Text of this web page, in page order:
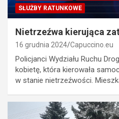
SŁUŻBY RATUNKOWE
Nietrzeźwa kierująca
16 grudnia 2024 Capuccino.eu
Policjanci Wydziału Ruchu
kobietę, która kierowała
w stanie nietrzeźwości.